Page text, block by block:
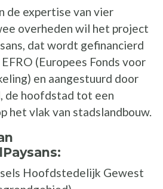
de expertise van vier
overheden wil het project
dat wordt gefinancierd
(Europees Fonds voor
en aangestuurd door
de hoofdstad tot een
het vlak van stadslandbouw.
Hoofdstedelijk Gewest